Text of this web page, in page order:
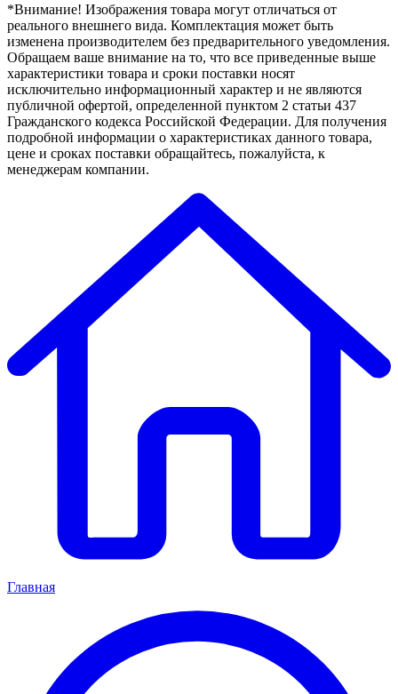
*Внимание! Изображения товара могут отличаться от
реального внешнего вида. Комплектация может быть
изменена производителем без предварительного уведомления.
Обращаем ваше внимание на то, что все приведенные выше
характеристики товара и сроки поставки носят
исключительно информационный характер и не являются
публичной офертой, определенной пунктом 2 статьи 437
Гражданского кодекса Российской Федерации. Для получения
подробной информации о характеристиках данного товара,
цене и сроках поставки обращайтесь, пожалуйста, к
менеджерам компании.
Главная